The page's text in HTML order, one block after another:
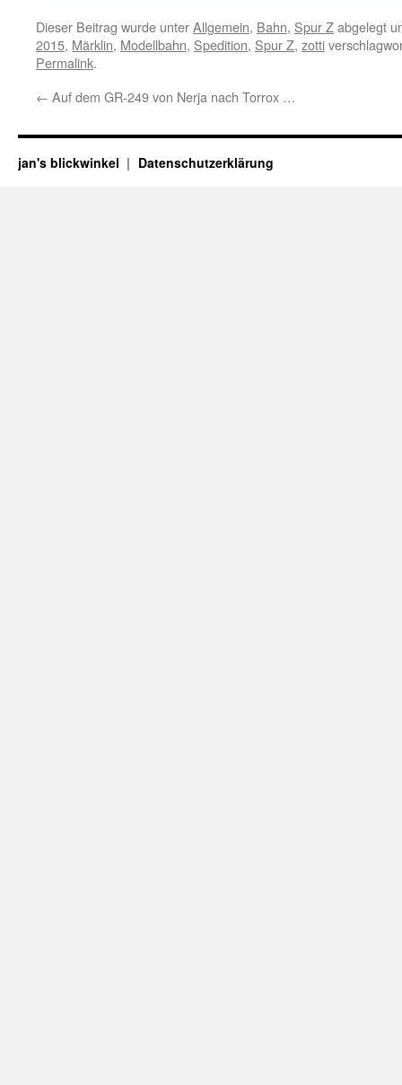
Dieser Beitrag wurde unterAllgemein, Bahn, Spur Zabgelegt
2015, Märklin, Modellbahn, Spedition, Spur Z, zotti
Permalink.
← Auf dem GR-249 von Nerja nach Torrox …
jan's blickwinkel Datenschutzerklärung